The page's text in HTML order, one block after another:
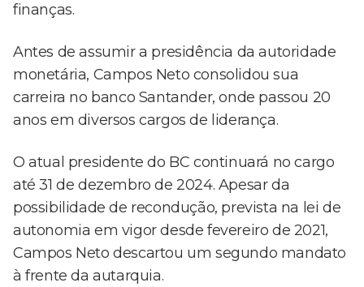
finanças.
Antes de assumir a presidência da autoridade
monetária, Campos Neto consolidou sua
carreira no banco Santander, onde passou 20
anos em diversos cargos de liderança.
O atual presidente do BC continuará no cargo
até 31 de dezembro de 2024. Apesar da
possibilidade de recondução, prevista na lei de
autonomia em vigor desde fevereiro de 2021,
Campos Neto descartou um segundo mandato
à frente da autarquia.